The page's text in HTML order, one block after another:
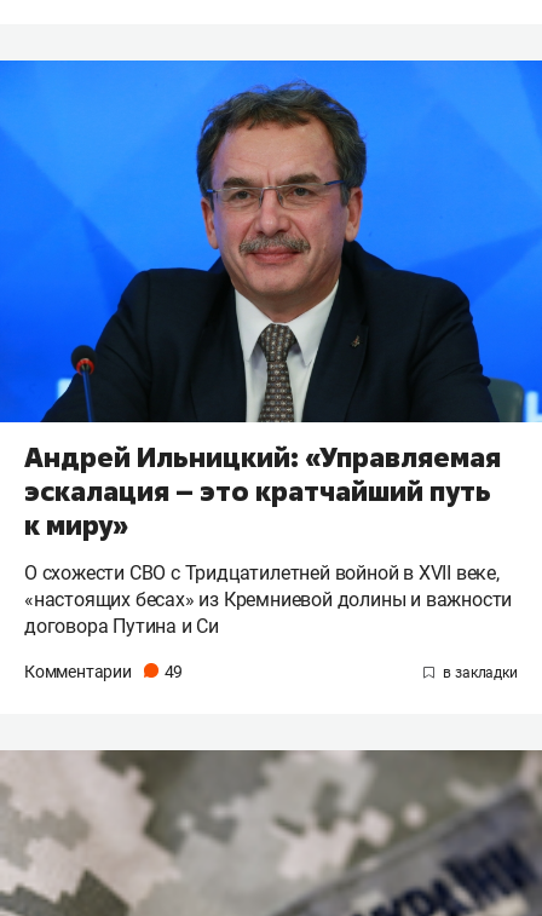
Андрей Ильницкий: «Управляемая
эскалация – это кратчайший путь
к миру»
О схожести СВО с Тридцатилетней войной в XVII веке,
«настоящих бесах» из Кремниевой долины и важности
договора Путина и Си
Комментарии 49